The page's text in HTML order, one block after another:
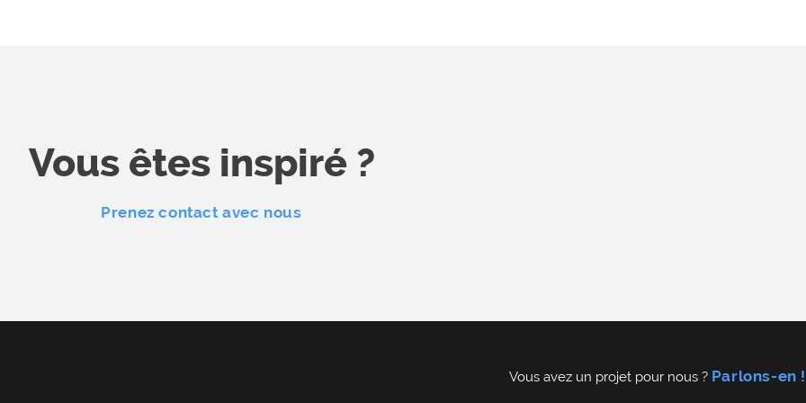
Vous êtes inspiré ?
Prenez contact avec nous
Vous avez un projet pour nous ? Parlons-en !